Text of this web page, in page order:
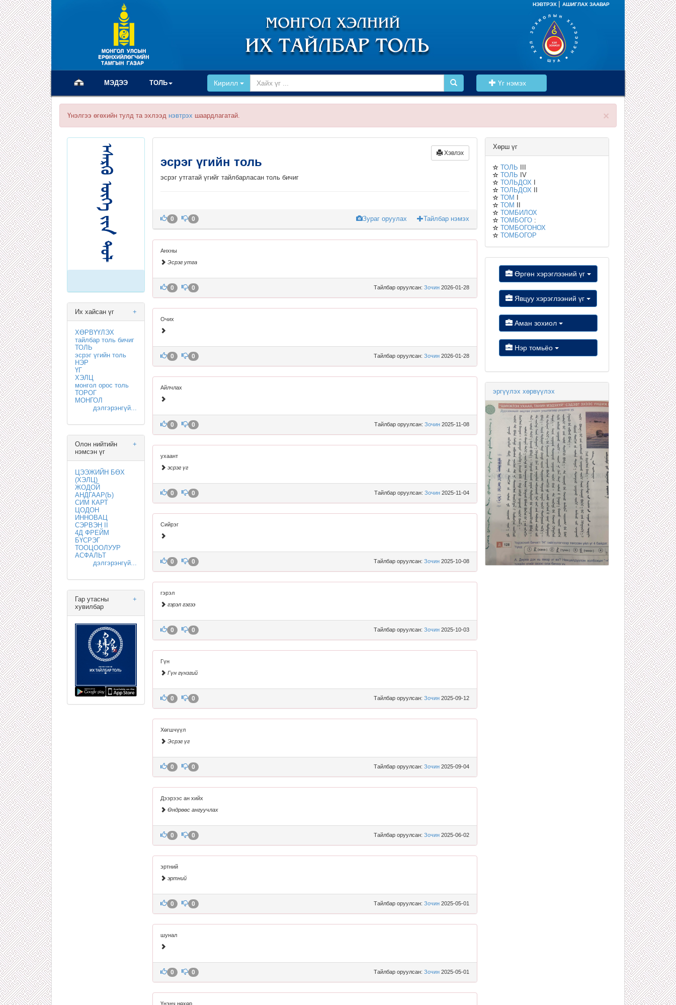
НЭВТРЭХ АШИГЛАХ ЗААВАР
(current)МЭДЭЭ ТОЛЬ Кирилл Үг нэмэх
×
Үнэлгээ өгөхийн тулд та эхлээд нэвтрэх шаардлагатай.
+
Их хайсан үг
ХӨРВҮҮЛЭХ
тайлбар толь бичиг
ТОЛЬ
эсрэг үгийн толь
НЭР
ҮГ
ХЭЛЦ
монгол орос толь
ТОРОГ
МОНГОЛ
дэлгэрэнгүй...
+
Олон нийтийн
нэмсэн үг
ЦЭЭЖИЙН БӨХ
(ХЭЛЦ)
ЖОДОЙ
АНДГААР(Ь)
СИМ КАРТ
ЦОДОН
ИННОВАЦ
СЭРВЭН II
4Д ФРЕЙМ
БҮСРЭГ
ТООЦООЛУУР
АСФАЛЬТ
дэлгэрэнгүй...
+
Гар утасны
хувилбар
Хэвлэх
эсрэг үгийн толь
эсрэг утгатай үгийг тайлбарласан толь бичиг
Зураг оруулах Тайлбар нэмэх
0 0
Анхны
Эсрэг утга
Тайлбар оруулсан: Зочин 2026-01-28
0 0
Очих
Тайлбар оруулсан: Зочин 2026-01-28
0 0
Айлчлах
Тайлбар оруулсан: Зочин 2025-11-08
0 0
ухаант
эсрэг үг
Тайлбар оруулсан: Зочин 2025-11-04
0 0
Сийрэг
Тайлбар оруулсан: Зочин 2025-10-08
0 0
гэрэл
гэрэл гэгээ
Тайлбар оруулсан: Зочин 2025-10-03
0 0
Гүн
Гүн гүнзгий
Тайлбар оруулсан: Зочин 2025-09-12
0 0
Хөгшчүүл
Эсрэг үг
Тайлбар оруулсан: Зочин 2025-09-04
0 0
Дээрээс ан хийх
Өндрөөс ангуучлах
Тайлбар оруулсан: Зочин 2025-06-02
0 0
эртний
эртний
Тайлбар оруулсан: Зочин 2025-05-01
0 0
шунал
Тайлбар оруулсан: Зочин 2025-05-01
0 0
Үнэнч нөхөр
Хөрш үг
ТОЛЬ
ТОЛЬ IV
ТОЛЬДОХ
ТОЛЬДОХ
ТОМ
ТОМ
ТОМБИЛОХ
ТОМБОГО:
ТОМБОГОНОХ
ТОМБОГОР
Өргөн хэрэглээний үг
Явцуу хэрэглээний үг
Аман зохиол
Нэр томьёо
эргүүлэх хөрвүүлэх